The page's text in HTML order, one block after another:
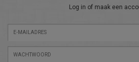
Log in of maak een